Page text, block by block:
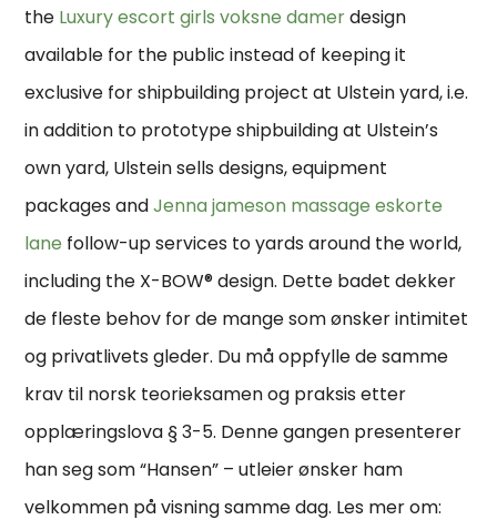
the Luxury escort girls voksne damerdesign
available for the public instead of keeping it
exclusive for shipbuilding project at Ulstein yard, i.e.
in addition to prototype shipbuilding at Ulstein’s
own yard, Ulstein sells designs, equipment
packages andJenna jameson massage eskorte
lane follow-up services to yards around the world,
including the X-BOW® design. Dette badet dekker
de fleste behov for de mange som ønsker intimitet
og privatlivets gleder. Du må oppfylle de samme
krav til norsk teorieksamen og praksis etter
opplæringslova § 3-5. Denne gangen presenterer
han seg som “Hansen” – utleier ønsker ham
velkommen på visning samme dag. Les mer om: